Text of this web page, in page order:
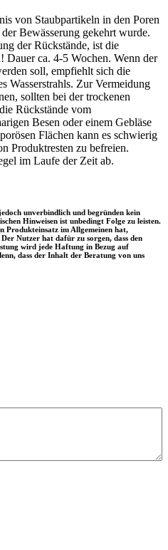
von Staubpartikeln in den Poren
Bewässerung gekehrt wurde.
der Rückstände, ist die
Dauer ca. 4-5 Wochen. Wenn der
soll, empfiehlt sich die
Wasserstrahls. Zur Vermeidung
sollten bei der trockenen
Rückstände vom
Besen oder einem Gebläse
Flächen kann es schwierig
Produktresten zu befreien.
im Laufe der Zeit ab.
unverbindlich und begründen kein
Hinweisen ist unbedingt Folge zu leisten.
Produkteinsatz im Allgemeinen hat,
Nutzer hat dafür zu sorgen, dass den
wird jede Haftung in Bezug auf
dass der Inhalt der Beratung von uns